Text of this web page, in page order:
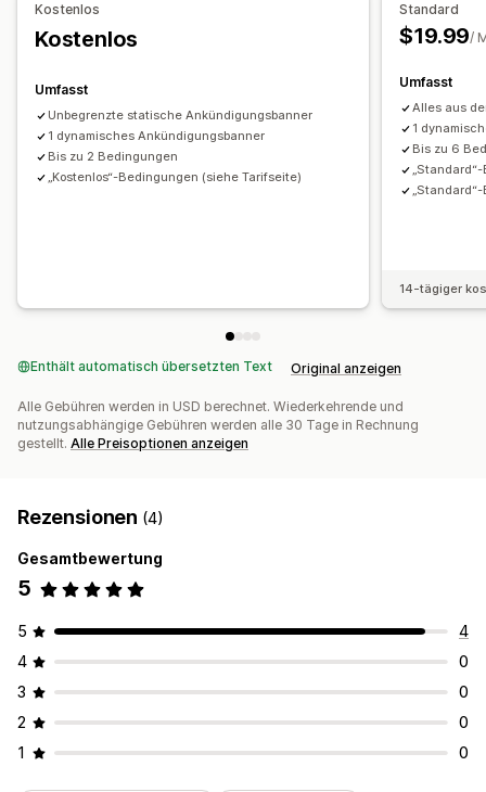
Kostenlos
Kostenlos
Umfasst
Unbegrenzte statische Ankündigungsbanner
1 dynamisches Ankündigungsbanner
Bis zu 2 Bedingungen
„Kostenlos“-Bedingungen (siehe Tarifseite)
Standard
$19.99/
Umfasst
Alles aus
1
Bis zu 6
14-tägiger
Enthält automatisch übersetzten Text Original anzeigen
Alle Gebühren werden in USD berechnet. Wiederkehrende und
nutzungsabhängige Gebühren werden alle 30 Tage in Rechnung
gestellt. Alle Preisoptionen anzeigen
Rezensionen (4)
Gesamtbewertung
5
5
4
4
0
3
0
2
0
1
0